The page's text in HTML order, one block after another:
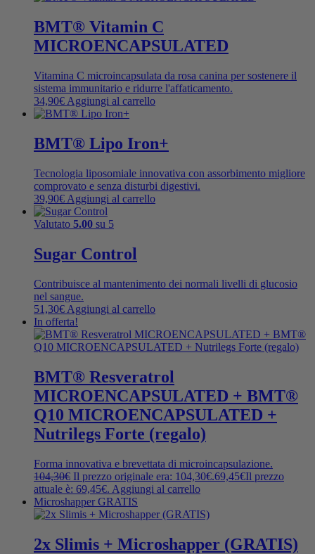
BMT® Vitamin C
MICROENCAPSULATED
Vitamina C microincapsulata da rosa canina per sostenere il
sistema immunitario e ridurre l'affaticamento.
34,90€ Aggiungi al carrello
BMT® Lipo Iron+
Tecnologia liposomiale innovativa con assorbimento migliore
comprovato e senza disturbi digestivi.
39,90€ Aggiungi al carrello
Valutato 5.00 su 5
Sugar Control
Contribuisce al mantenimento dei normali livelli di glucosio
nel sangue.
51,30€ Aggiungi al carrello
In offerta!
BMT® Resveratrol
MICROENCAPSULATED + BMT®
Q10 MICROENCAPSULATED +
Nutrilegs Forte (regalo)
Forma innovativa e brevettata di microincapsulazione.
104,30€ Il prezzo originale era: 104,30€.69,45€Il prezzo
attuale è: 69,45€. Aggiungi al carrello
Microshapper GRATIS
2x Slimis + Microshapper (GRATIS)